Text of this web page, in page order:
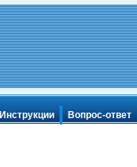
Инструкции Вопрос-ответ